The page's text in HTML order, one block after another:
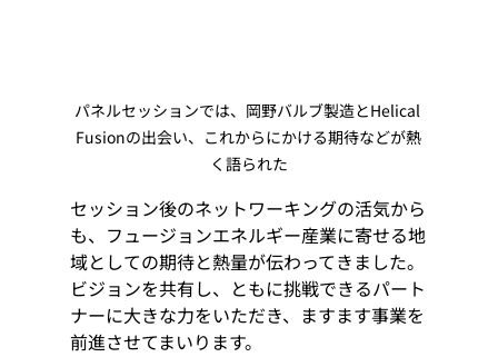
パネルセッションでは、岡野バルブ製造とHelical
Fusionの出会い、これからにかける期待などが熱
く語られた
セッション後のネットワーキングの活気から
も、フュージョンエネルギー産業に寄せる地
域としての期待と熱量が伝わってきました。
ビジョンを共有し、ともに挑戦できるパート
ナーに大きな力をいただき、ますます事業を
前進させてまいります。